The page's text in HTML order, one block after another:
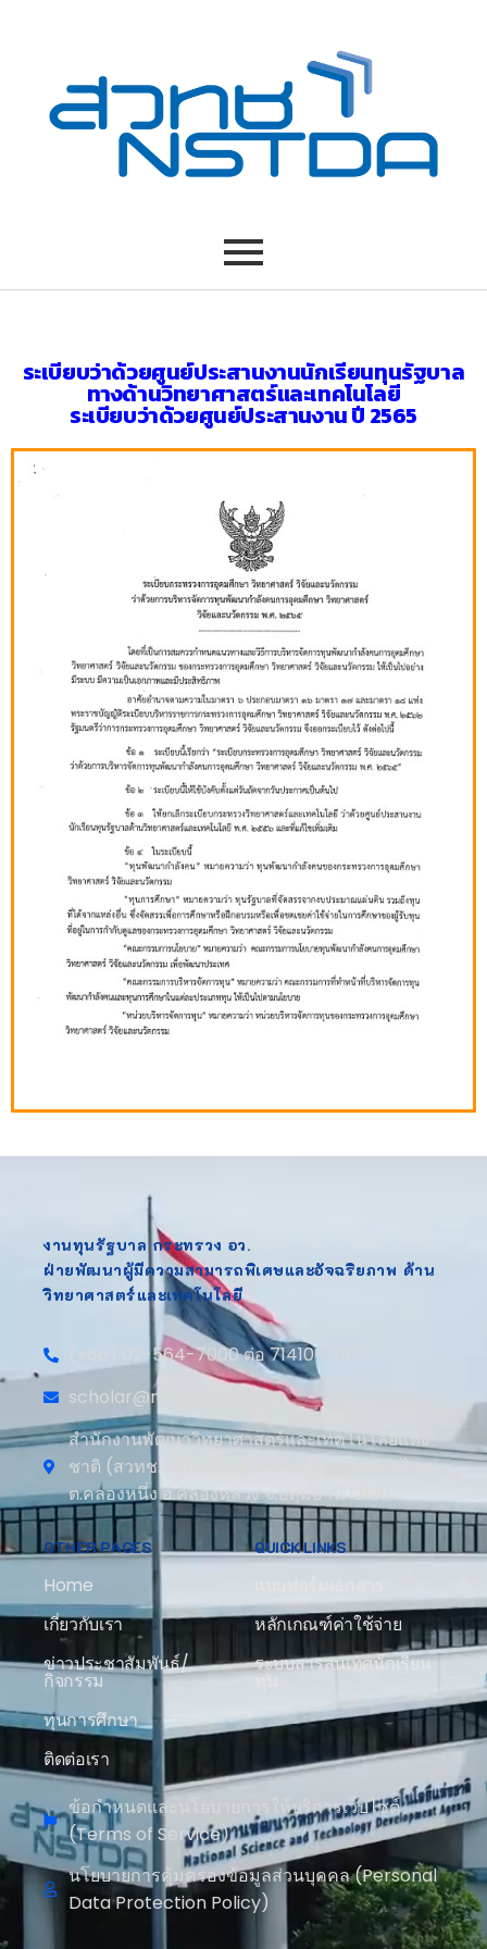
ระเบียบว่าด้วยศูนย์ประสานงานนักเรียนทุนรัฐบาล
ทางด้านวิทยาศาสตร์และเทคโนโลยี
ระเบียบว่าด้วยศูนย์ประสานงาน ปี 2565
งานทุนรัฐบาล กระทรวง อว.
ฝ่ายพัฒนาผู้มีความสามารถพิเศษและอัจฉริยภาพ ด้าน
วิทยาศาสตร์และเทคโนโลยี
(+66) 02-564-7000 ต่อ 71410-71417
scholar@nstda.or.th
สำนักงานพัฒนาวิทยาศาสตร์และเทคโนโลยีแห่ง
ชาติ (สวทช.) 111 อุทยานวิทยาศาสตร์ประเทศไทย
ต.คลองหนึ่ง อ.คลองหลวง จ.ปทุมธานี 12120
OTHER PAGES
Home
เกี่ยวกับเรา
ข่าวประชาสัมพันธ์/
กิจกรรม
ทุนการศึกษา
ติดต่อเรา
QUICK LINKS
หลักเกณฑ์ค่าใช้จ่าย
ระบบสารสนเทศนักเรียน
ทุน
ข้อกำหนดและนโยบายการให้บริการเว็บไซต์
(Terms of Service)
นโยบายการคุ้มครองข้อมูลส่วนบุคคล (Personal
Data Protection Policy)